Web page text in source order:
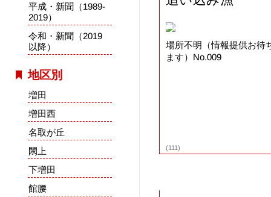
平成・新聞（1989-
2019）
令和・新聞（2019
以降）
地区別
増田
増田西
名取が丘
閖上
下増田
館腰
場所不明（情報提供お待
ます）No.009
(111)